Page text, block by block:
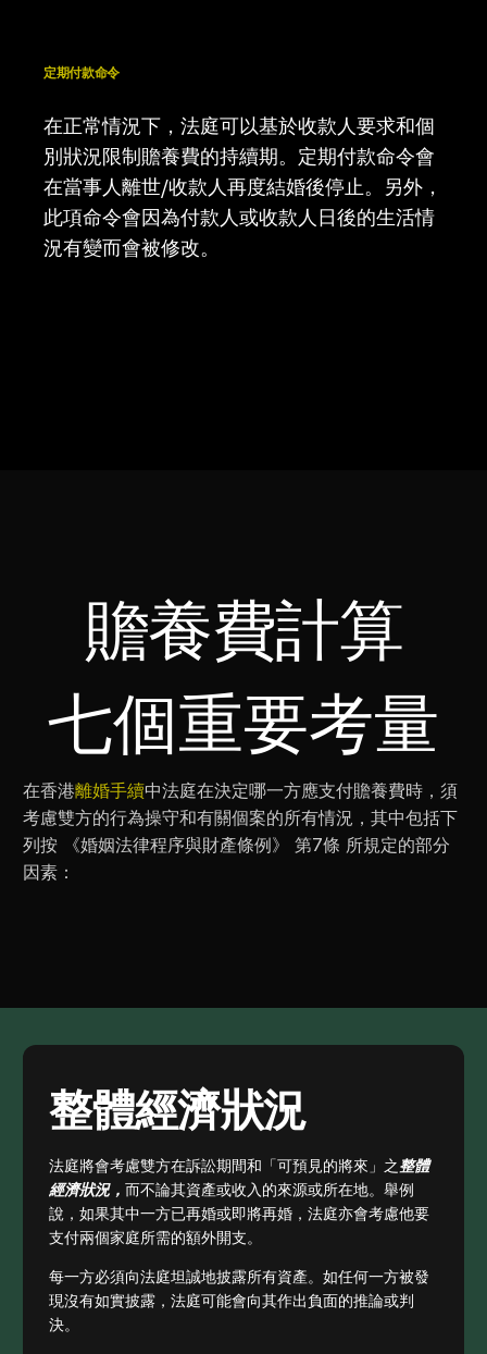
定期付款命令
在正常情況下，法庭可以基於收款人要求和個
別狀況限制贍養費的持續期。定期付款命令會
在當事人離世/收款人再度結婚後停止。另外，
此項命令會因為付款人或收款人日後的生活情
況有變而會被修改。
贍養費計算
七個重要考量
在香港離婚手續中法庭在決定哪一方應支付贍養費時，須
考慮雙方的行為操守和有關個案的所有情況，其中包括下
列按 《婚姻法律程序與財產條例》 第7條 所規定的部分
因素：
整體經濟狀況
法庭將會考慮雙方在訴訟期間和「可預見的將來」之整體
經濟狀況，而不論其資產或收入的來源或所在地。舉例
說，如果其中一方已再婚或即將再婚，法庭亦會考慮他要
支付兩個家庭所需的額外開支。
每一方必須向法庭坦誠地披露所有資產。如任何一方被發
現沒有如實披露，法庭可能會向其作出負面的推論或判
決。